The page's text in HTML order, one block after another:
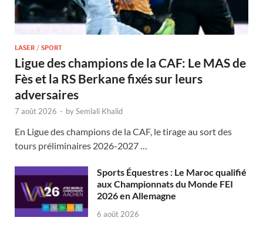
LASER / SPORT
Ligue des champions de la CAF: Le MAS de
Fès et la RS Berkane fixés sur leurs
adversaires
7 août 2026 - bySemlali Khalid
En Ligue des champions de la CAF, le tirage au sort des
tours préliminaires 2026-2027 …
Sports Équestres : Le Maroc qualifié
aux Championnats du Monde FEI
2026 en Allemagne
6 août 2026